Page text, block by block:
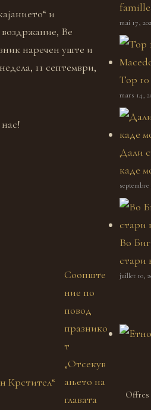
и
Ве
наречен уште и
11 септември,
Соопште
ние по
повод
празнико
т
„Отсекув
ањето на
главата
mai 17,
Top
mars 14,
Дали
каде
septembre
Во
стари
juillet 10,
Offres